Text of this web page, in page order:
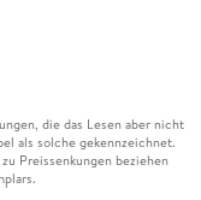
die das Lesen aber nicht
als solche gekennzeichnet.
Preissenkungen beziehen